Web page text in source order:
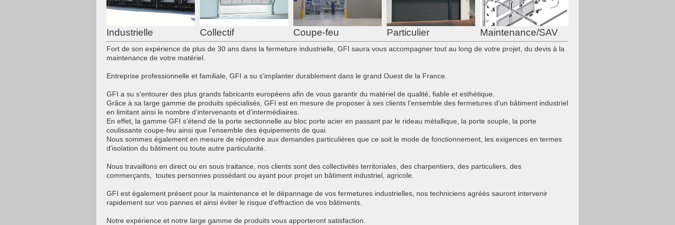
Industrielle Collectif Coupe-feu Particulier Maintenance/SAV
Fort de son expérience de plus de 30 ans dans la fermeture industrielle, GFI saura vous accompagner tout au long de votre projet, du devis à la
maintenance de votre matériel.
Entreprise professionnelle et familiale, GFI a su s'implanter durablement dans le grand Ouest de la France.
GFI a su s'entourer des plus grands fabricants européens afin de vous garantir du matériel de qualité, fiable et esthétique.
Grâce à sa large gamme de produits spécialisés, GFI est en mesure de proposer à ses clients l'ensemble des fermetures d'un bâtiment industriel
en limitant ainsi le nombre d’intervenants et d’intermédiaires.
En effet, la gamme GFI s’étend de la porte sectionnelle au bloc porte acier en passant par le rideau métallique, la porte souple, la porte
coulissante coupe-feu ainsi que l'ensemble des équipements de quai.
Nous sommes également en mesure de répondre aux demandes particulières que ce soit le mode de fonctionnement, les exigences en termes
d'isolation du bâtiment ou toute autre particularité.
Nous travaillons en direct ou en sous traitance, nos clients sont des collectivités territoriales, des charpentiers, des particuliers, des
commerçants, toutes personnes possédant ou ayant pour projet un bâtiment industriel, agricole.
GFI est également présent pour la maintenance et le dépannage de vos fermetures industrielles, nos techniciens agréés sauront intervenir
rapidement sur vos pannes et ainsi éviter le risque d'effraction de vos bâtiments.
Notre expérience et notre large gamme de produits vous apporteront satisfaction.